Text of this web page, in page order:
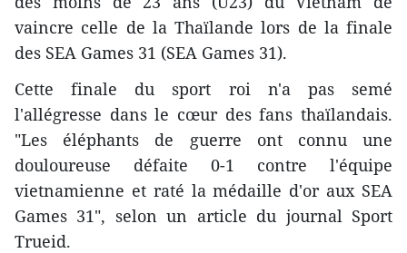
vaincre celle de la Thaïlande lors de la finale
des SEA Games 31 (SEA Games 31).
Cette finale du sport roi n'a pas semé
l'allégresse dans le cœur des fans thaïlandais.
"Les éléphants de guerre ont connu une
douloureuse défaite 0-1 contre l'équipe
vietnamienne et raté la médaille d'or aux SEA
Games 31", selon un article du journal Sport
Trueid.